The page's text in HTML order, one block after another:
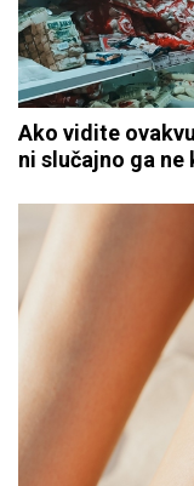
Ako vidite
ni slučajno ga